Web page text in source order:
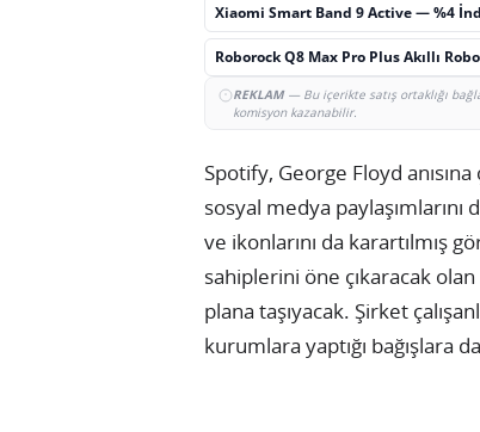
Xiaomi Smart Band 9 Active — %4
Roborock Q8 Max Pro Plus Akıllı
REKLAM— Bu içerikte satış ortaklığı
komisyon kazanabilir.
Spotify, George Floyd
sosyal medya
ve ikonlarını da karartılmış
sahiplerini öne çıkaracak
plana taşıyacak. Şirket
kurumlara yaptığı bağışlara